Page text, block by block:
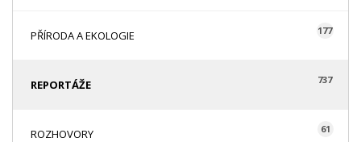
PŘÍRODA A EKOLOGIE 177
REPORTÁŽE 737
ROZHOVORY 61